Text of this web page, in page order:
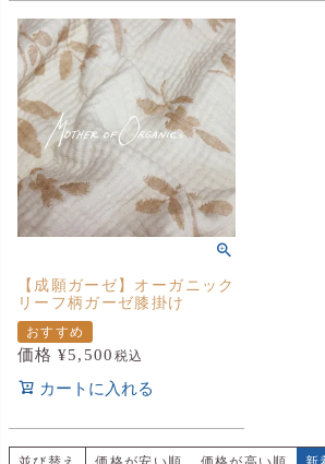
【成願ガーゼ】オーガニック
リーフ柄ガーゼ膝掛け
おすすめ
価格 ¥5,500 税込
カートに入れる